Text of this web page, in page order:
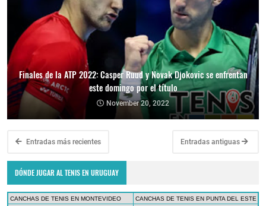
Finales de la ATP 2022: Casper Ruud y Novak Djokovic se enfrentan
este domingo por el título
November 20, 2022
Entradas más recientes Entradas antiguas
DÓNDE JUGAR AL TENIS EN URUGUAY
CANCHAS DE TENIS EN MONTEVIDEO
CANCHAS DE TENIS EN PUNTA DEL ESTE